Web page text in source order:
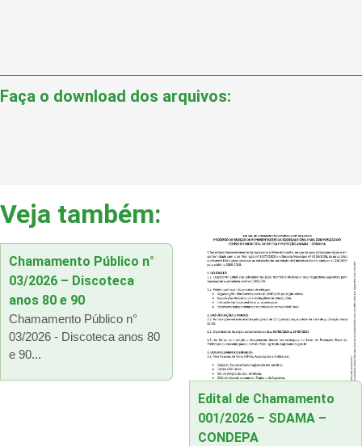
Faça o download dos arquivos:
Veja também:
Chamamento Público n°
03/2026 – Discoteca
anos 80 e 90
Chamamento Público n°
03/2026 - Discoteca anos 80
e 90...
Edital de Chamamento
001/2026 – SDAMA –
CONDEPA